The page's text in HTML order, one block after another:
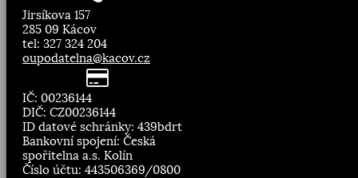
Jirsíkova 157
285 09 Kácov
tel: 327 324 204
oupodatelna@kacov.cz
IČ: 00236144
DIČ: CZ00236144
ID datové schránky: 439bdrt
Bankovní spojení: Česká
spořitelna a.s. Kolín
Číslo účtu: 443506369/0800